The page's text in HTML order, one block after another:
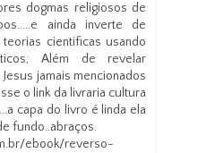
dogmas religiosos de
ainda inverte de
cientificas usando
Além de revelar
jamais mencionados
o link da livraria cultura
capa do livro é linda ela
fundo..abraços.
ebook/reverso-